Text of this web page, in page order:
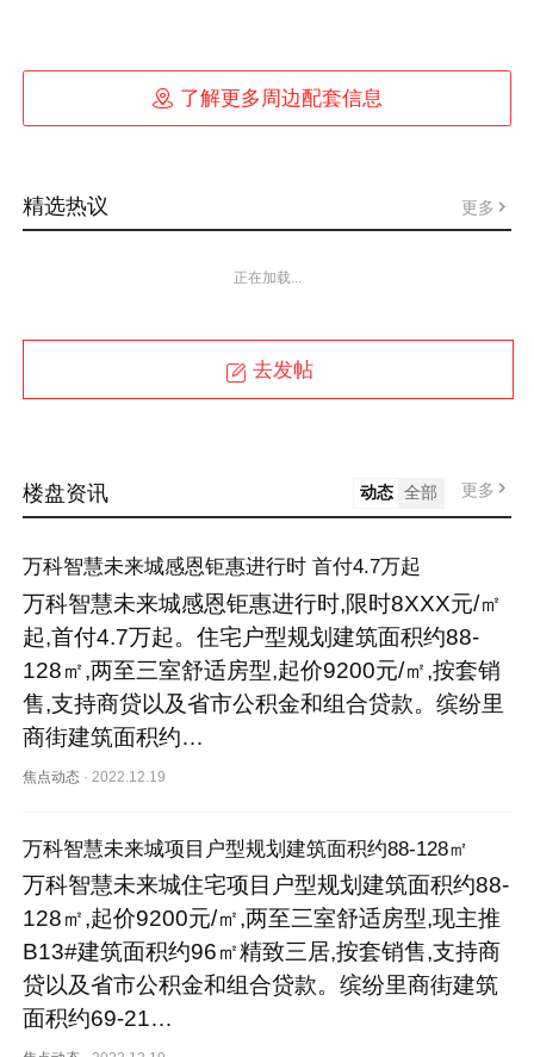
 了解更多周边配套信息
精选热议 更多
正在加载...
去发帖
楼盘资讯 动态 全部 更多
万科智慧未来城感恩钜惠进行时 首付4.7万起
万科智慧未来城感恩钜惠进行时,限时8XXX元/㎡
起,首付4.7万起。住宅户型规划建筑面积约88-
128㎡,两至三室舒适房型,起价9200元/㎡,按套销
售,支持商贷以及省市公积金和组合贷款。缤纷里
商街建筑面积约…
焦点动态 · 2022.12.19
万科智慧未来城项目户型规划建筑面积约88-128㎡
万科智慧未来城住宅项目户型规划建筑面积约88-
128㎡,起价9200元/㎡,两至三室舒适房型,现主推
B13#建筑面积约96㎡精致三居,按套销售,支持商
贷以及省市公积金和组合贷款。缤纷里商街建筑
面积约69-21…